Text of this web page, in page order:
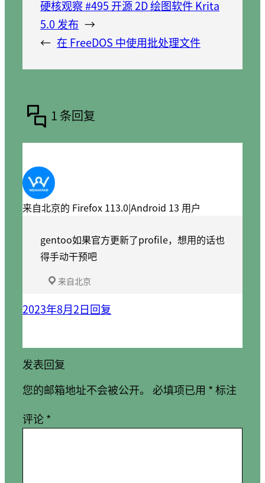
硬核观察 #495 开源 2D 绘图软件 Krita
5.0 发布 →
← 在 FreeDOS 中使用批处理文件
1 条回复
来自北京的 Firefox 113.0|Android 13 用户
gentoo如果官方更新了profile，想用的话也
得手动干预吧
来自北京
2023年8月2日回复
发表回复
您的邮箱地址不会被公开。
必填项已用 *标注
评论*